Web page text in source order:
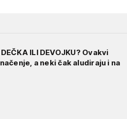
ILI DEVOJKU? Ovakvi
a neki čak aludiraju i na